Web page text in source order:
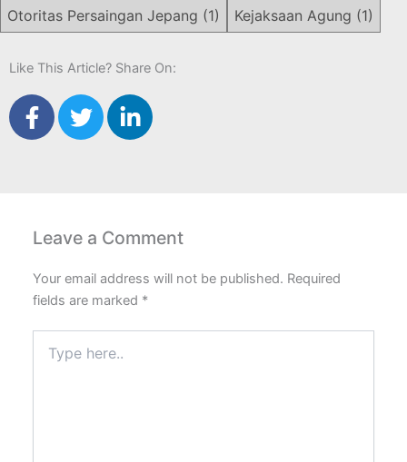
Otoritas Persaingan Jepang (1) Kejaksaan Agung (1)
Like This Article? Share On:
F
a
o
-
f
T
w
r
L
i
i
-
i
n
Leave a Comment
Your email address will not be published. Required
fields are marked *
here..